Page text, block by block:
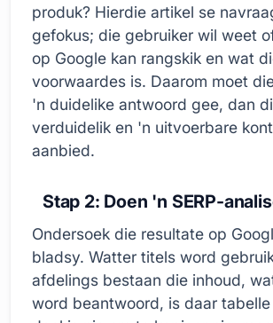
produk? Hierdie artikel se
gefokus; die gebruiker wil weet
op Google kan rangskik en wat
voorwaardes is. Daarom moet
'n duidelike antwoord gee, dan
verduidelik en 'n uitvoerbare
aanbied.
Stap 2: Doen 'n SERP-
Ondersoek die resultate op
bladsy. Watter titels word
afdelings bestaan die inhoud,
word beantwoord, is daar